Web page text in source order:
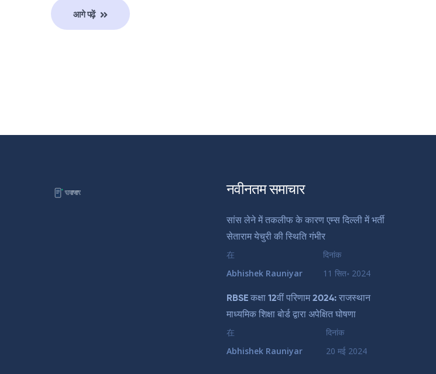
आगे पढ़ें
नवीनतम समाचार
सांस लेने में तकलीफ के कारण एम्स दिल्ली में भर्ती
सेताराम येचुरी की स्थिति गंभीर
在
Abhishek Rauniyar
दिनांक
11 सित॰ 2024
RBSE कक्षा 12वीं परिणाम 2024: राजस्थान
माध्यमिक शिक्षा बोर्ड द्वारा अपेक्षित घोषणा
在
Abhishek Rauniyar
दिनांक
20 मई 2024